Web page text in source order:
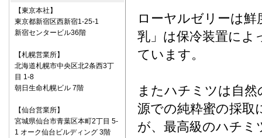
ローヤルゼリーは
乳」は保冷装置に
ています。
またハチミツは自
源での純粋蜜の採取
が、最高級のハチ
【東京本社】
東京都新宿区西新宿1-25-1
新宿センタービル36階
【札幌営業所】
北海道札幌市中央区北2条西3丁
目 1-8
朝日生命札幌ビル 7階
【仙台営業所】
宮城県仙台市青葉区本町2丁目 5-
1 オーク仙台ビルディング 3階